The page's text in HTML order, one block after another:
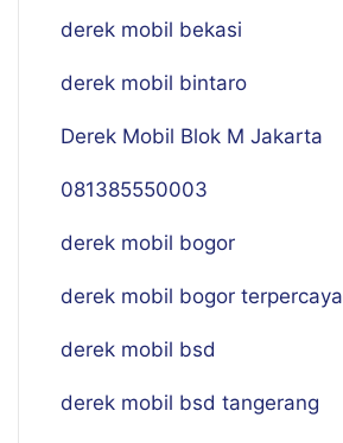
derek mobil bekasi
derek mobil bintaro
Derek Mobil Blok M Jakarta
081385550003
derek mobil bogor
derek mobil bogor terpercaya
derek mobil bsd
derek mobil bsd tangerang